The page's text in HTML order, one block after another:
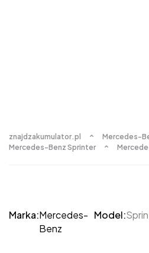
znajdzakumulator.pl
Mercedes-
Mercedes-Benz Sprinter
Marka:Mercedes-
Benz
Model: